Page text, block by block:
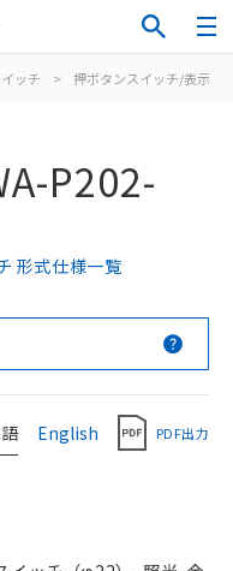
ッチ > 押ボタンスイッチ/表示灯
P202-
形式仕様一覧
English PDF出力